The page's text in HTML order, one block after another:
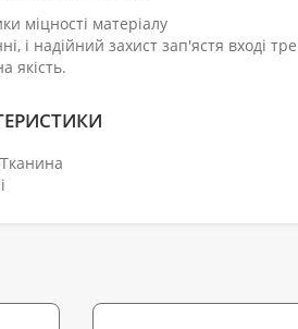
міцності матеріалу
і надійний захист зап'ястя вході
якість.